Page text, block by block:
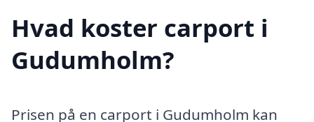
Hvad koster carport i
Gudumholm?
Prisen på en carport i Gudumholm kan